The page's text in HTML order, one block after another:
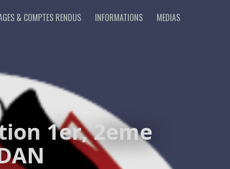
& COMPTES RENDUS INFORMATIONS MEDIAS
1er, 2eme